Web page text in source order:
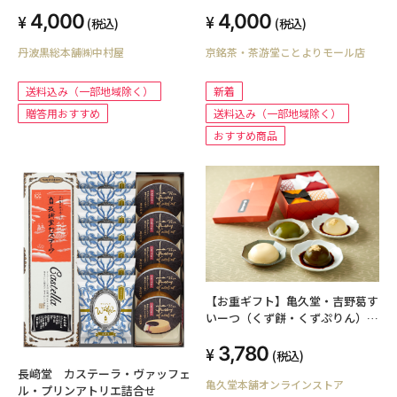
4,000 (税込)
丹波黒総本舗㈱中村屋
送料込み（一部地域除く）
贈答用おすすめ
4,000 (税込)
京銘茶・茶游堂ことよりモール店
新着
送料込み（一部地域除く）
おすすめ商品
長﨑堂 カステーラ・ヴァッフェ
ル・プリンアトリエ詰合せ
【お重ギフト】亀久堂・吉野葛す
いーつ（くず餅・くずぷりん）詰
3,780 (税込)
亀久堂本舗オンラインストア